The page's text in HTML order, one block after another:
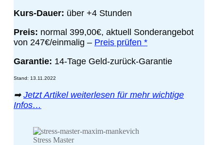
Kurs-Dauer: über +4 Stunden
Preis: normal 399,00€, aktuell Sonderangebot
von 247€/einmalig – Preis prüfen *
Garantie: 14-Tage Geld-zurück-Garantie
Stand: 13.11.2022
➡ Jetzt Artikel weiterlesen für mehr wichtige
Infos…
Stress Master